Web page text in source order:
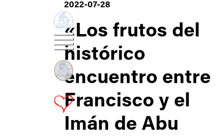
2022-07-28
«Los frutos del
histórico
encuentro entre
Francisco y el
Imán de Abu